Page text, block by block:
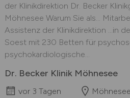
der Klinikdirektion Dr. Becker
Möhnesee Warum Sie als...
Assistenz der Klinikdirektion ...in
Soest mit 230 Betten für
psychokardiologische...
Dr. Becker Klinik Möhnesee
vor 3 Tagen Möhnesee